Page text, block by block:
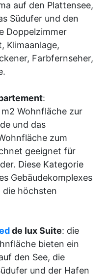
auf den Plattensee,
Südufer und den
Doppelzimmer
Klimaanlage,
Farbfernseher,
:
Wohnfläche zur
und das
zum
geeignet für
Diese Kategorie
Gebäudekomplexes
die höchsten
de lux Suite: die
bieten ein
den See, die
und der Hafen